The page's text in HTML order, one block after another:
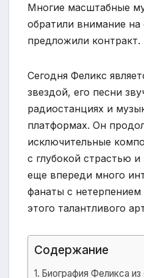
Многие масштабные
обратили внимание на
предложили контракт.
Сегодня Феликс
звездой, его песни
радиостанциях и
платформах. Он
исключительные
с глубокой страстью
еще впереди много
фанаты с
этого талантливого
Содержание
Биография Феликса